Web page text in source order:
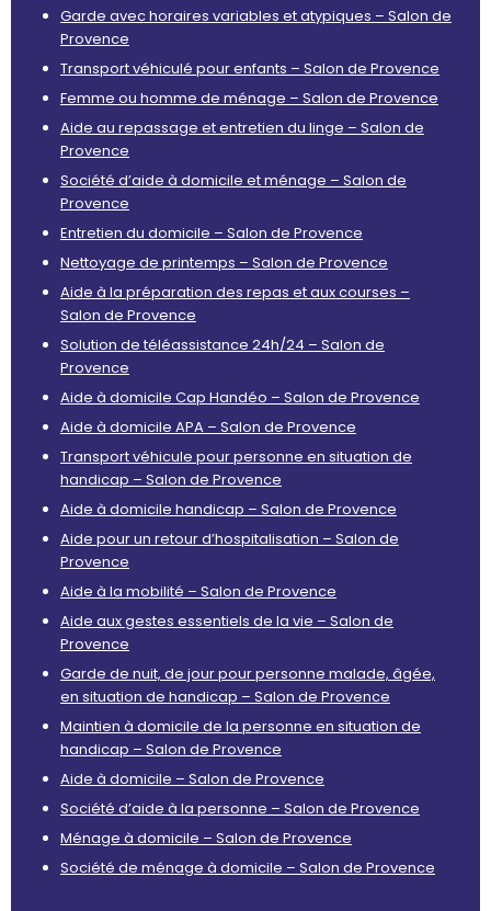
Garde avec horaires variables et atypiques – Salon de
Provence
Transport véhiculé pour enfants – Salon de Provence
Femme ou homme de ménage – Salon de Provence
Aide au repassage et entretien du linge – Salon de
Provence
Société d’aide à domicile et ménage – Salon de
Provence
Entretien du domicile – Salon de Provence
Nettoyage de printemps – Salon de Provence
Aide à la préparation des repas et aux courses –
Salon de Provence
Solution de téléassistance 24h/24 – Salon de
Provence
Aide à domicile Cap Handéo – Salon de Provence
Aide à domicile APA – Salon de Provence
Transport véhicule pour personne en situation de
handicap – Salon de Provence
Aide à domicile handicap – Salon de Provence
Aide pour un retour d’hospitalisation – Salon de
Provence
Aide à la mobilité – Salon de Provence
Aide aux gestes essentiels de la vie – Salon de
Provence
Garde de nuit, de jour pour personne malade, âgée,
en situation de handicap – Salon de Provence
Maintien à domicile de la personne en situation de
handicap – Salon de Provence
Aide à domicile – Salon de Provence
Société d’aide à la personne – Salon de Provence
Ménage à domicile – Salon de Provence
Société de ménage à domicile – Salon de Provence